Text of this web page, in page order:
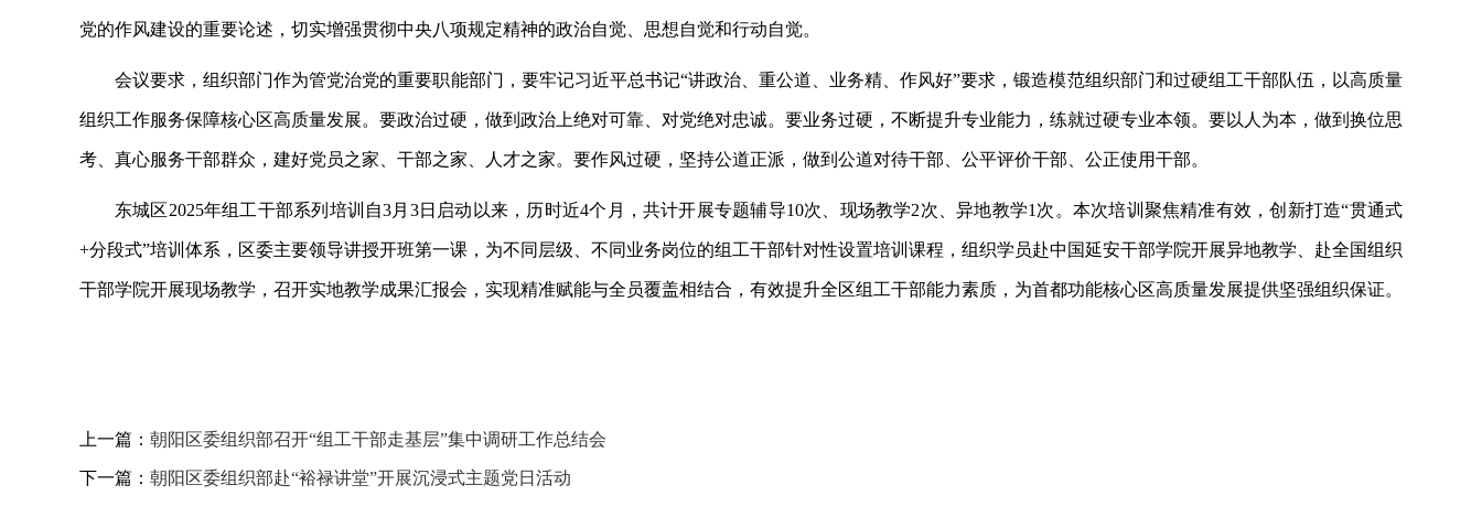
党的作风建设的重要论述，切实增强贯彻中央八项规定精神的政治自觉、思想自觉和行动自觉。
会议要求，组织部门作为管党治党的重要职能部门，要牢记习近平总书记“讲政治、重公道、业务精、作风好”要求，锻造模范组织部门和过硬组工干部队伍，以高质量
组织工作服务保障核心区高质量发展。要政治过硬，做到政治上绝对可靠、对党绝对忠诚。要业务过硬，不断提升专业能力，练就过硬专业本领。要以人为本，做到换位思
考、真心服务干部群众，建好党员之家、干部之家、人才之家。要作风过硬，坚持公道正派，做到公道对待干部、公平评价干部、公正使用干部。
东城区2025年组工干部系列培训自3月3日启动以来，历时近4个月，共计开展专题辅导10次、现场教学2次、异地教学1次。本次培训聚焦精准有效，创新打造“贯通式
+分段式”培训体系，区委主要领导讲授开班第一课，为不同层级、不同业务岗位的组工干部针对性设置培训课程，组织学员赴中国延安干部学院开展异地教学、赴全国组织
干部学院开展现场教学，召开实地教学成果汇报会，实现精准赋能与全员覆盖相结合，有效提升全区组工干部能力素质，为首都功能核心区高质量发展提供坚强组织保证。
上一篇： 朝阳区委组织部召开“组工干部走基层”集中调研工作总结会
下一篇： 朝阳区委组织部赴“裕禄讲堂”开展沉浸式主题党日活动